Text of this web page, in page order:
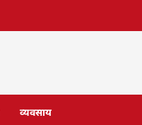
व्यवसाय